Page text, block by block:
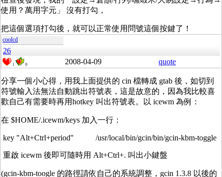
使用？萬用字元」 沒有打勾，
把這個選項打勾後，就可以正常使用問號這個按鍵了！
coolcd
26
1 0 2008-04-09 quote
分享一個小心得，用我上面提供的 cin 檔轉成 gtab 後，如切到
符號輸入法無法自動跳出符號表，這是故意的，因為我比較喜
歡自己有需要時再用hotkey 叫出符號表。以 icewm 為例：
在 $HOME/.icewm/keys 加入一行：
key "Alt+Ctrl+period" /usr/local/bin/gcin/bin/gcin-kbm-toggle
重啟 icewm 後即可隨時用 Alt+Ctrl+. 叫出小鍵盤
(gcin-kbm-toogle 的路徑請依自己的系統調整，gcin 1.3.8 以後的